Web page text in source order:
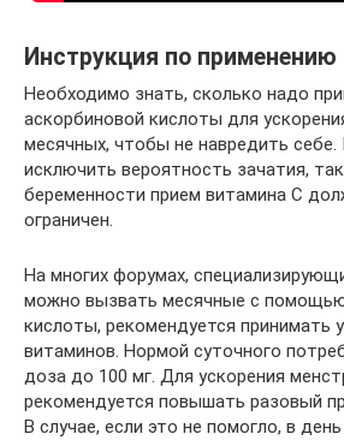
Инструкция по применению
Необходимо знать, сколько надо
аскорбиновой кислоты для
месячных, чтобы не навредить себе.
исключить вероятность зачатия,
беременности прием витамина С
ограничен.
На многих форумах,
можно вызвать месячные с
кислоты, рекомендуется принимать
витаминов. Нормой суточного
доза до 100 мг. Для ускорения
рекомендуется повышать разовый
В случае, если это не помогло, в